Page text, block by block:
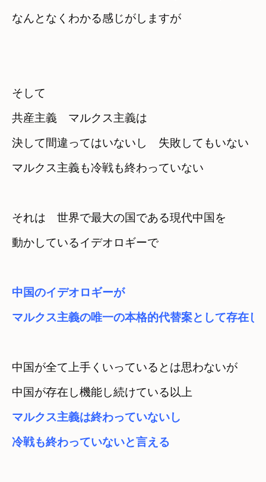
なんとなくわかる感じがしますが
そして
共産主義　マルクス主義は
決して間違ってはいないし　失敗してもいない
マルクス主義も冷戦も終わっていない
それは　世界で最大の国である現代中国を
動かしているイデオロギーで
中国のイデオロギーが
マルクス主義の唯一の本格的代替案として存在し
中国が全て上手くいっているとは思わないが
中国が存在し機能し続けている以上
マルクス主義は終わっていないし